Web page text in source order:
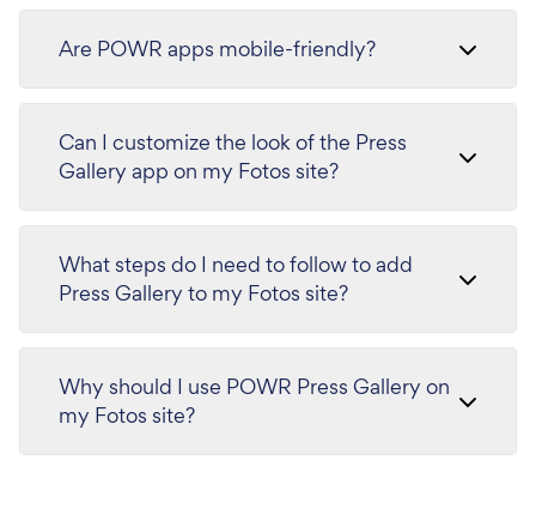
Are POWR apps mobile-friendly?
Can I customize the look of the Press
Gallery app on my Fotos site?
What steps do I need to follow to add
Press Gallery to my Fotos site?
Why should I use POWR Press Gallery on
my Fotos site?